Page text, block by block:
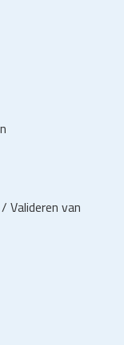
/ Valideren van